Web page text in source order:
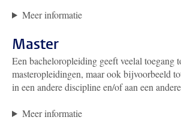
Meer informatie
Master
Een bacheloropleiding geeft veelal toegang
masteropleidingen, maar ook bijvoorbeeld
in een andere discipline en/of aan een
Meer informatie